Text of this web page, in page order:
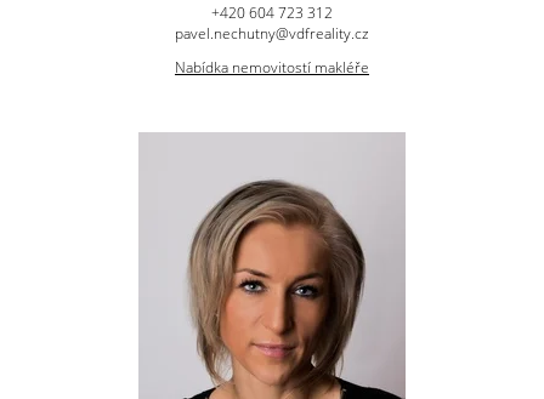
+420 604 723 312
pavel.nechutny@vdfreality.cz
Nabídka nemovitostí makléře